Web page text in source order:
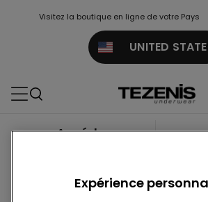
Visitez la boutique en ligne de votre Pays
UNITED
Accéder
Connexion/Inscription
Expérience